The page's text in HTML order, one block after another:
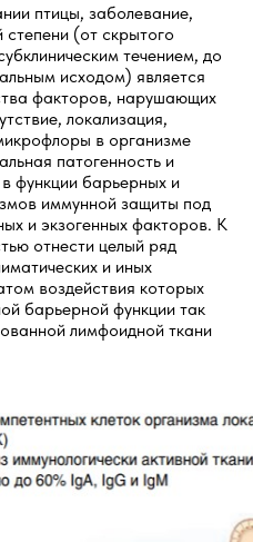
птицы, заболевание,
(от скрытого
течением, до
исходом) является
факторов, нарушающих
локализация,
в организме
патогенность и
функции барьерных и
иммунной защиты под
и экзогенных факторов. К
отнести целый ряд
и иных
воздействия которых
барьерной функции так
лимфоидной ткани